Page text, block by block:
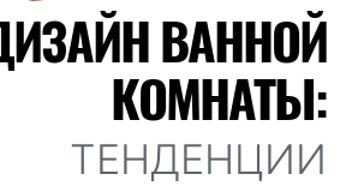
ВАННОЙ
КОМНАТЫ:
ТЕНДЕНЦИИ